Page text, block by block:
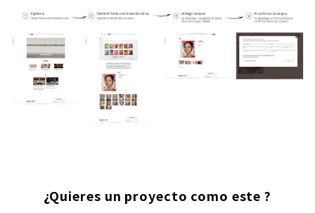
¿Quieres un proyecto como este ?